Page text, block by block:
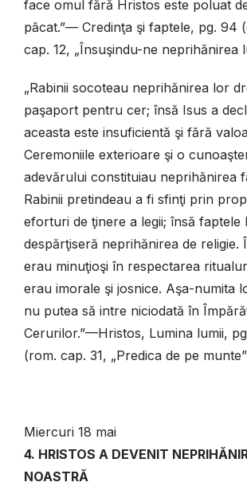
face omul fără Hristos este poluat
păcat.”— Credinţa şi faptele, pg. 94
cap. 12, „Însuşindu-ne neprihănirea
„Rabinii socoteau neprihănirea lor
paşaport pentru cer; însă Isus a
aceasta este insuficientă şi fără
Ceremoniile exterioare şi o
adevărului constituiau neprihănirea
Rabinii pretindeau a fi sfinţi prin
eforturi de ţinere a legii; însă faptele
despărţiseră neprihănirea de religie.
erau minuţioşi în respectarea
erau imorale şi josnice. Aşa-numita
nu putea să intre niciodată în
Cerurilor.”—Hristos, Lumina lumii,
(rom. cap. 31, „Predica de pe
Miercuri 18 mai
4. HRISTOS A DEVENIT
NOASTRĂ